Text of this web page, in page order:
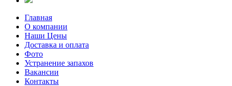
Главная
О компании
Наши Цены
Доставка и оплата
Фото
Устранение запахов
Вакансии
Контакты